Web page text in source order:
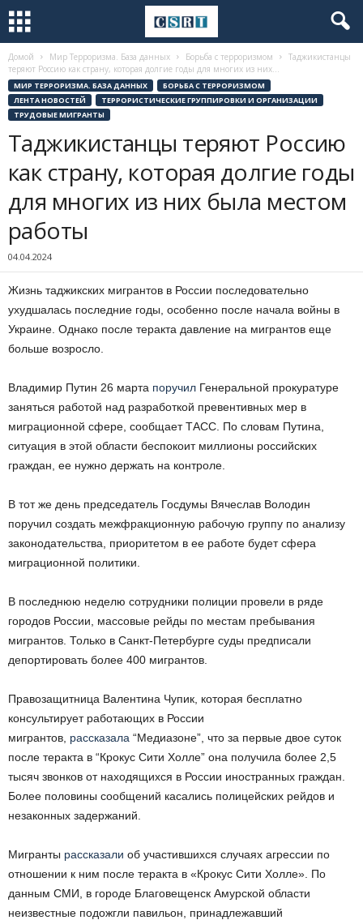
Домой Мир Терроризма. База данных Борьба с терроризмом
Таджикистанцы
теряют Россию как страну, которая долгие годы для многих из них...
МИР ТЕРРОРИЗМА. БАЗА ДАННЫХ
БОРЬБА С ТЕРРОРИЗМОМ
ЛЕНТА НОВОСТЕЙ
ТЕРРОРИСТИЧЕСКИЕ ГРУППИРОВКИ И ОРГАНИЗАЦИИ
ТРУДОВЫЕ МИГРАНТЫ
Таджикистанцы теряют Россию
как страну, которая долгие годы
для многих из них была местом
работы
04.04.2024
Жизнь таджикских мигрантов в России последовательно
ухудшалась последние годы, особенно после начала войны в
Украине. Однако после теракта давление на мигрантов еще
больше возросло.
Владимир Путин 26 марта поручил Генеральной прокуратуре
заняться работой над разработкой превентивных мер в
миграционной сфере, сообщает ТАСС. По словам Путина,
ситуация в этой области беспокоит миллионы российских
граждан, ее нужно держать на контроле.
В тот же день председатель Госдумы Вячеслав Володин
поручил создать межфракционную рабочую группу по анализу
законодательства, приоритетом в ее работе будет сфера
миграционной политики.
В последнюю неделю сотрудники полиции провели в ряде
городов России, массовые рейды по местам пребывания
мигрантов. Только в Санкт-Петербурге суды предписали
депортировать более 400 мигрантов.
Правозащитница Валентина Чупик, которая бесплатно
консультирует работающих в России
мигрантов, рассказала “Медиазоне”, что за первые двое суток
после теракта в “Крокус Сити Холле” она получила более 2,5
тысяч звонков от находящихся в России иностранных граждан.
Более половины сообщений касались полицейских рейдов и
незаконных задержаний.
Мигранты рассказали об участившихся случаях агрессии по
отношении к ним после теракта в «Крокус Сити Холле». По
данным СМИ, в городе Благовещенск Амурской области
неизвестные подожгли павильон, принадлежавший